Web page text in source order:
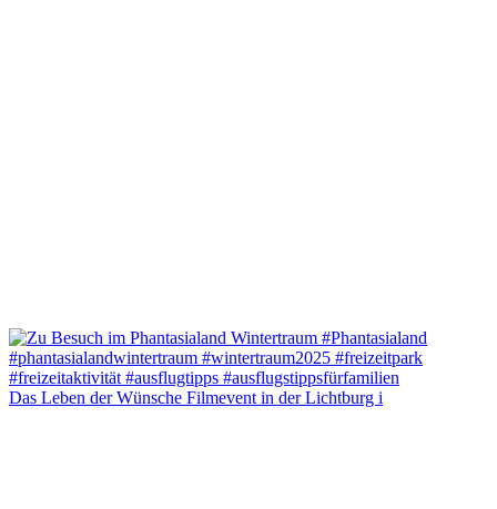
Das Leben der Wünsche Filmevent in der Lichtburg i